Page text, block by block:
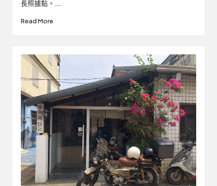
長照據點。……
Read More